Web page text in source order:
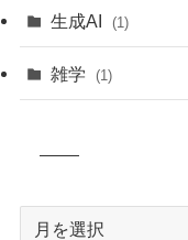
生成AI (1)
雑学 (1)